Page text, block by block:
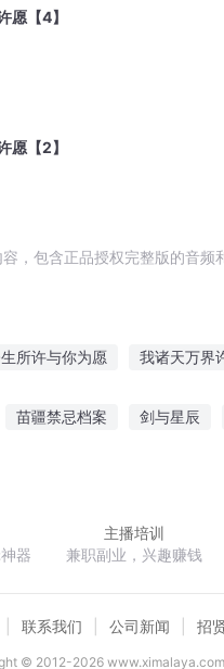
愿【4】
愿【2】
，包含正品授权完整版的音频
所许与你为愿 我诸天万界
苗疆禁忌档案 剑与星辰
器
主播培训
兼职副业，兴趣赚钱
联系我们 公司新闻 招
© 2012-2026